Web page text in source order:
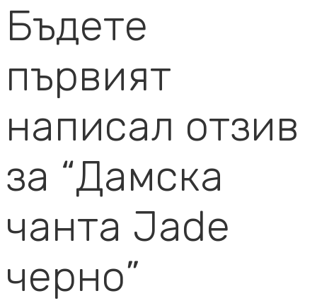
Бъдете
първият
написал отзив
за “Дамска
чанта Jade
черно”